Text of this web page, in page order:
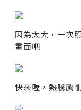
因為太大，一次
畫面吧
快來喔，熱騰騰